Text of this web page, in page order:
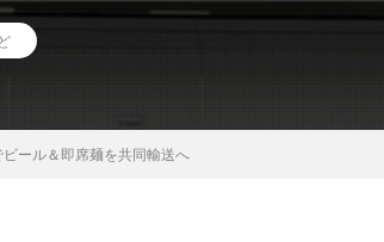
ール＆即席麺を共同輸送へ